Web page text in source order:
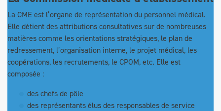
La CME est l’organe de représentation du personnel médical.
Elle détient des attributions consultatives sur de nombreuses
matières comme les orientations stratégiques, le plan de
redressement, l’organisation interne, le projet médical, les
coopérations, les recrutements, le CPOM, etc. Elle est
composée :
des chefs de pôle
des représentants élus des responsables de service